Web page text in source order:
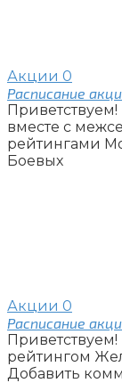
Акции 0
Расписание
вместе с
рейтингами
Боевых
Акции 0
Расписание
Приветствуем!
рейтингом
Добавить